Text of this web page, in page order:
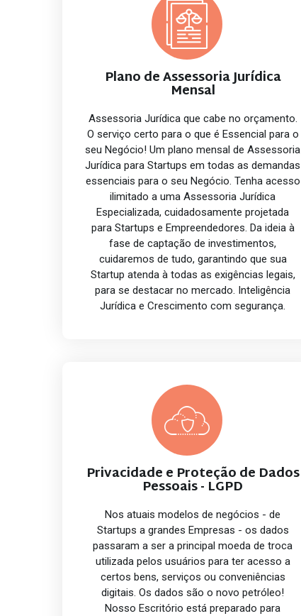
Plano de Assessoria Jurídica
Mensal
Assessoria Jurídica que cabe no orçamento.
O serviço certo para o que é Essencial para o
seu Negócio! Um plano mensal de Assessoria
Jurídica para Startups em todas as demandas
essenciais para o seu Negócio. Tenha acesso
ilimitado a uma Assessoria Jurídica
Especializada, cuidadosamente projetada
para Startups e Empreendedores. Da ideia à
fase de captação de investimentos,
cuidaremos de tudo, garantindo que sua
Startup atenda à todas as exigências legais,
para se destacar no mercado. Inteligência
Jurídica e Crescimento com segurança.
Privacidade e Proteção de Dados
Pessoais - LGPD
Nos atuais modelos de negócios - de
Startups a grandes Empresas - os dados
passaram a ser a principal moeda de troca
utilizada pelos usuários para ter acesso a
certos bens, serviços ou conveniências
digitais. Os dados são o novo petróleo!
Nosso Escritório está preparado para